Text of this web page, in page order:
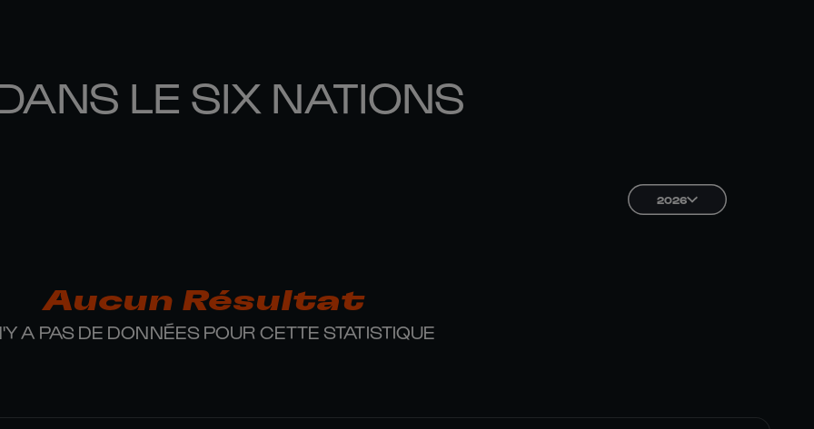
LE SIX NATIONS
2026
Aucun Résultat
A PAS DE DONNÉES POUR CETTE STATISTIQUE